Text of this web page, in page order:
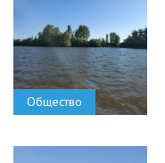
Общество